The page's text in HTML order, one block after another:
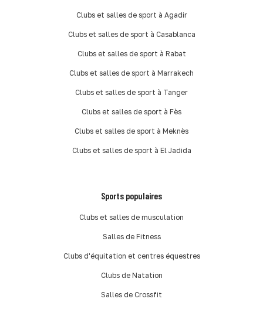
Clubs et salles de sport à Agadir
Clubs et salles de sport à Casablanca
Clubs et salles de sport à Rabat
Clubs et salles de sport à Marrakech
Clubs et salles de sport à Tanger
Clubs et salles de sport à Fès
Clubs et salles de sport à Meknès
Clubs et salles de sport à El Jadida
Sports populaires
Clubs et salles de musculation
Salles de Fitness
Clubs d'équitation et centres équestres
Clubs de Natation
Salles de Crossfit